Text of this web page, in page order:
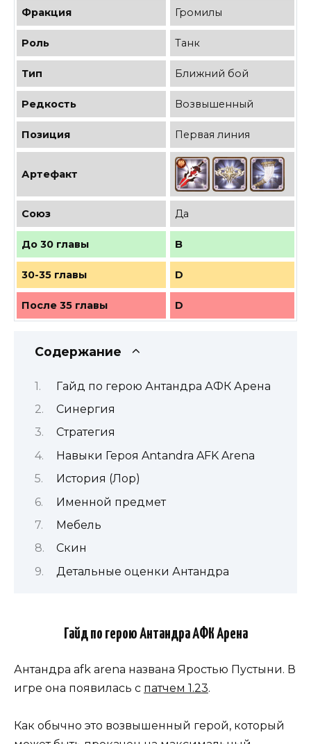
Фракция Громилы
Роль Танк
Тип Ближний бой
Редкость Возвышенный
Позиция Первая линия
Артефакт
Союз Да
До 30 главы B
30-35 главы D
После 35 главы D
Содержание
Гайд по герою Антандра АФК Арена
Синергия
Стратегия
Навыки Героя Antandra AFK Arena
История (Лор)
Именной предмет
Мебель
Скин
Детальные оценки Антандра
Гайд по герою Антандра АФК Арена
Антандра afk arena названа Яростью Пустыни. В
игре она появилась с патчем 1.23.
Как обычно это возвышенный герой, который